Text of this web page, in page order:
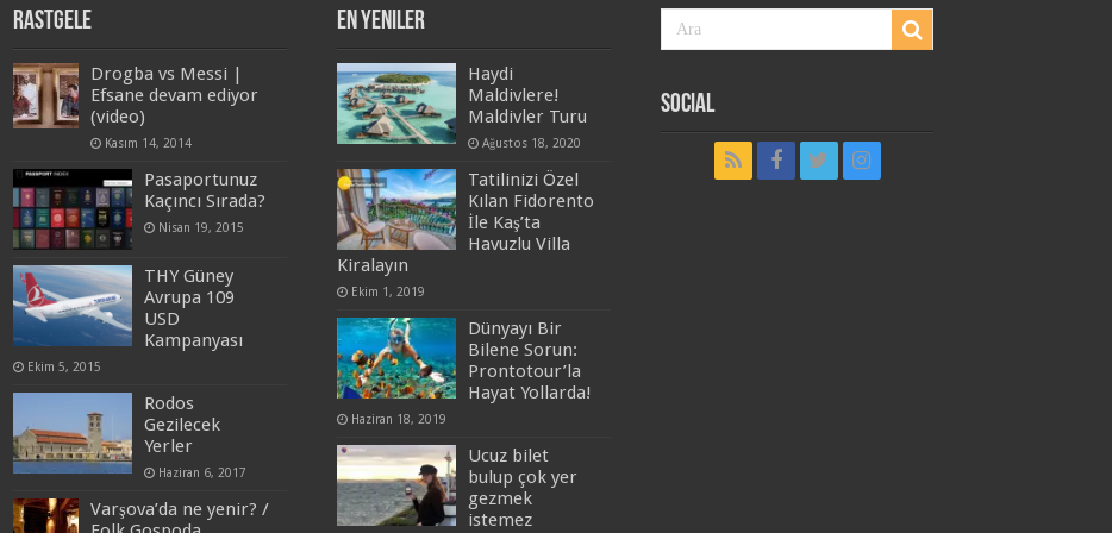
Rastgele
Drogba vs Messi |
Efsane devam ediyor
(video)
Kasım 14, 2014
Pasaportunuz
Kaçıncı Sırada?
Nisan 19, 2015
THY Güney
Avrupa 109
USD
Kampanyası
Ekim 5, 2015
Rodos
Gezilecek
Yerler
Haziran 6, 2017
Varşova’da ne yenir? /
En Yeniler
Haydi
Maldivlere!
Maldivler Turu
Ağustos 18, 2020
Tatilinizi Özel
Kılan Fidorento
İle Kaş’ta
Havuzlu Villa
Kiralayın
Ekim 1, 2019
Dünyayı Bir
Bilene Sorun:
Prontotour’la
Hayat Yollarda!
Haziran 18, 2019
Ucuz bilet
bulup çok yer
gezmek
istemez
Social